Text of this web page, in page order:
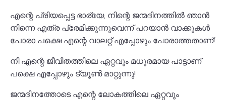
എന്റെ പ്രിയപ്പെട്ട ഭാര്യേ, നിന്റെ ജന്മദിനത്തിൽ ഞാൻ
നിന്നെ എത്ര പ്രേമിക്കുന്നുവെന്ന് പറയാൻ വാക്കുകൾ
പോരാ പക്ഷെ എന്റെ വാലറ്റ് എപ്പോഴും പോരാത്തതാണ്!
നീ എന്റെ ജീവിതത്തിലെ ഏറ്റവും മധുരമായ പാട്ടാണ്
പക്ഷെ എപ്പോഴും ട്യൂൺ മാറ്റുന്നു!
ജന്മദിനത്തോടെ എന്റെ ലോകത്തിലെ ഏറ്റവും